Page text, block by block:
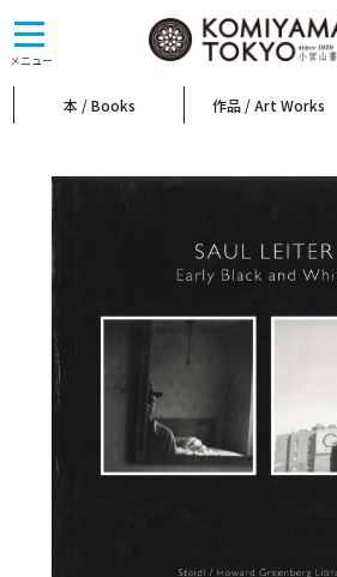
メニュー
toggle
navigation
本 / Books 作品 / Art Works